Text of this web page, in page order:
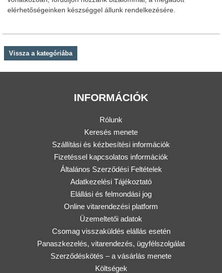
elérhetőségeinken készséggel állunk rendelkezésére.
Vissza a kategóriába
INFORMÁCIÓK
Rólunk
Keresés menete
Szállítási és kézbesítési információk
Fizetéssel kapcsolatos információk
Általános Szerződési Feltételek
Adatkezelési Tájékoztató
Elállási és felmondási jog
Online vitarendezési platform
Üzemeltetői adatok
Csomag visszaküldés elállás esetén
Panaszkezelés, vitarendezés, ügyfélszolgálat
Szerződéskötés – a vásárlás menete
Költségek